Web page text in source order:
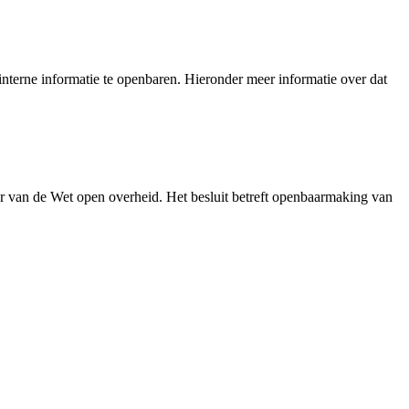
informatie te openbaren. Hieronder meer informatie over dat
de Wet open overheid. Het besluit betreft openbaarmaking van